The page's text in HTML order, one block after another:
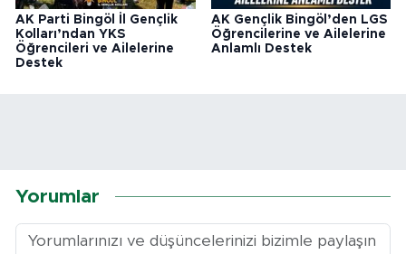
AK Parti Bingöl İl Gençlik
Kolları’ndan YKS
Öğrencileri ve Ailelerine
Destek
AK Gençlik Bingöl’den LGS
Öğrencilerine ve Ailelerine
Anlamlı Destek
Yorumlar